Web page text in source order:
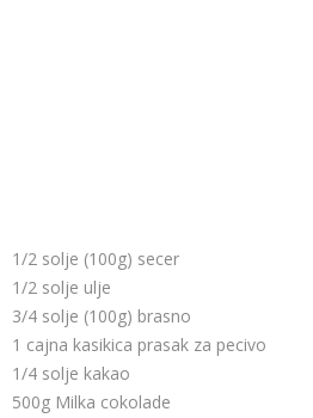
1/2 solje (100g) secer
1/2 solje ulje
3/4 solje (100g) brasno
1 cajna kasikica prasak za pecivo
1/4 solje kakao
500g Milka cokolade